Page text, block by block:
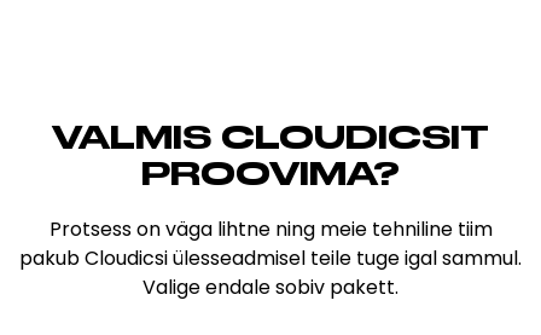
VALMIS CLOUDICSIT
PROOVIMA?
Protsess on väga lihtne ning meie tehniline tiim
pakub Cloudicsi ülesseadmisel teile tuge igal sammul.
Valige endale sobiv pakett.